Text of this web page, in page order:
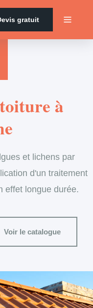
gratuit
à
et lichens par
d'un traitement
effet longue durée.
Voir le catalogue